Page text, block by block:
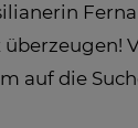
auf die